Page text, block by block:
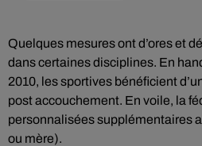
Quelques mesures ont d’ores et
dans certaines disciplines. En
2010, les sportives bénéficient
post accouchement. En voile, la
personnalisées supplémentaires
ou mère).